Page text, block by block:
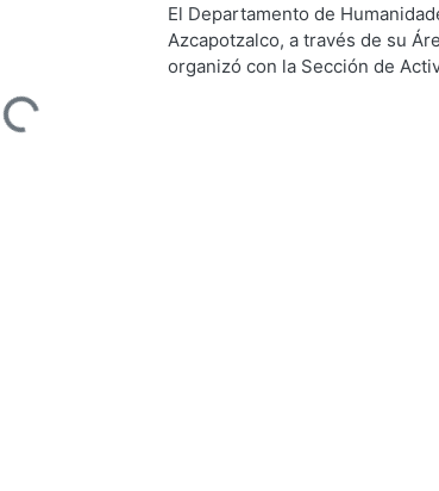
Loading...
Coordinación de Extensión
Rivas Iturralde, Vladimiro;
Edelmira
El Departamento de
Azcapotzalco, a través de su
organizó con la Sección de